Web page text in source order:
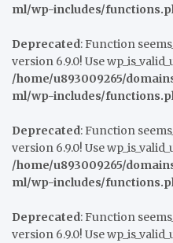
ml/wp-includes/
Deprecated: Function
version 6.9.0! Use
/home/u893009265/
ml/wp-includes/
Deprecated: Function
version 6.9.0! Use
/home/u893009265/
ml/wp-includes/
Deprecated: Function
version 6.9.0! Use